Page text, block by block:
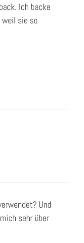
Ich backe
weil sie so
Und
sehr über